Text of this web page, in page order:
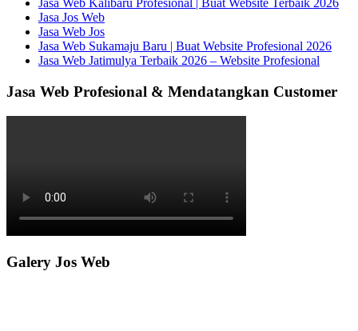
Jasa Web Kalibaru Profesional | Buat Website Terbaik 2026
Jasa Jos Web
Jasa Web Jos
Jasa Web Sukamaju Baru | Buat Website Profesional 2026
Jasa Web Jatimulya Terbaik 2026 – Website Profesional
Jasa Web Profesional & Mendatangkan Customer
Galery Jos Web